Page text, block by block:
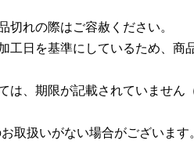
れの際はご容赦ください。
工日を基準にしているため、商
は、期限が記載されていません
取扱いがない場合がございます。